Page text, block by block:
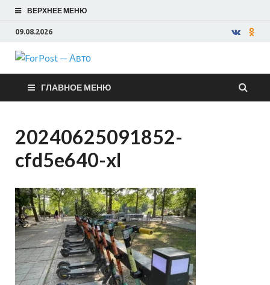
ВЕРХНЕЕ МЕНЮ
09.08.2026
ForPost —
Авто
ГЛАВНОЕ МЕНЮ
20240625091852-
cfd5e640-xl